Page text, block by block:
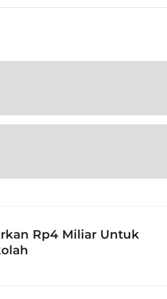
Rp4 Miliar Untuk